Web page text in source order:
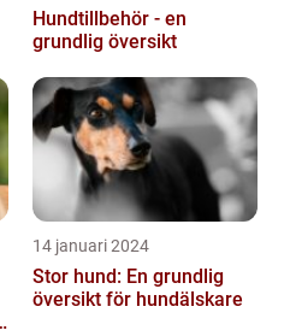
Hundtillbehör - en
grundlig översikt
14 januari 2024
Stor hund: En grundlig
översikt för hundälskare